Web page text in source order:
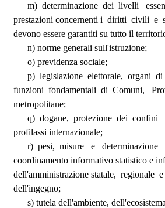
m)  determinazione  dei  livelli
prestazioni concernenti i  diritti  civili
devono essere garantiti su tutto il
                n) norme generali sull'istruzione;
                o) previdenza sociale;
p)  legislazione  elettorale,
funzioni  fondamentali  di  Comuni,
          metropolitane;
q)  dogane,  protezione  dei
          profilassi internazionale;
r)  pesi,  misure   e
coordinamento informativo statistico e
dell'amministrazione statale,  regionale
          dell'ingegno;
s) tutela dell'ambiente,